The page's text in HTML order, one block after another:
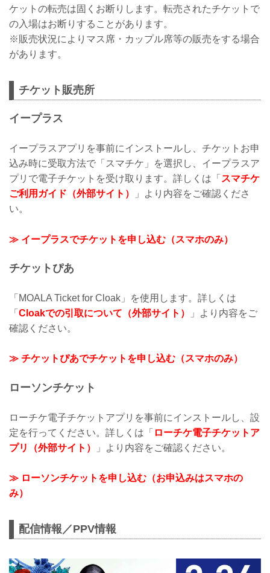
ケットの転売は固くお断りします。転売されたチケットで
の入場はお断りすることがあります。
※販売状況によりマス席・カップル席等の販売をする場合
があります。
チケット販売所
イープラス
イープラスアプリを事前にインストールし、チケットお申
込み時に受取方法で「スマチケ」を選択し、イープラスア
プリで電子チケットを受け取ります。詳しくは「 スマチケ
ご利用ガイド（外部サイト）
」より内容をご確認くださ
い。
≫ イープラスでチケットを申し込む（スマホのみ）
チケットぴあ
「MOALA Ticket for Cloak」を使用します。詳しくは
「 Cloakでの引取について（外部サイト）
」より内容をご
確認ください。
≫ チケットぴあでチケットを申し込む（スマホのみ）
ローソンチケット
ローチケ電子チケットアプリを事前にインストールし、設
定を行ってください。詳しくは「 ローチケ電子チケットア
プリ（外部サイト）
」より内容をご確認ください。
≫ ローソンチケットを申し込む（お申込みはスマホの
み）
配信情報／PPV情報